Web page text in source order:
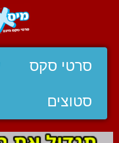
סרטי סקס
סטוצים